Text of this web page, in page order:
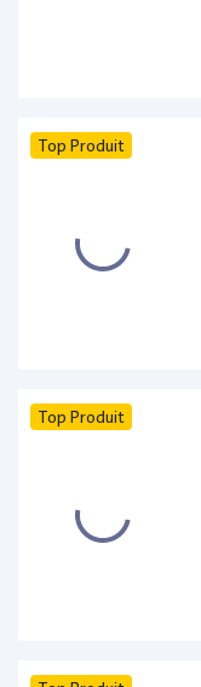
Top Produit
Top Produit